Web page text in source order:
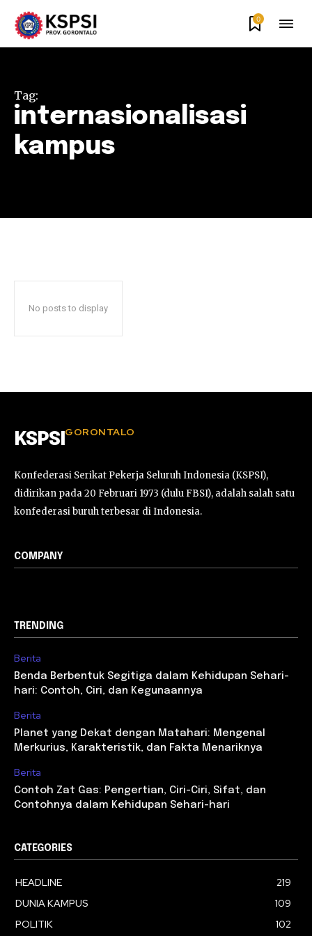
0
Tag:
internasionalisasi
kampus
No posts to display
KSPSI GORONTALO
Konfederasi Serikat Pekerja Seluruh Indonesia (KSPSI),
didirikan pada 20 Februari 1973 (dulu FBSI), adalah salah satu
konfederasi buruh terbesar di Indonesia.
COMPANY
TRENDING
Berita
Benda Berbentuk Segitiga dalam Kehidupan Sehari-
hari: Contoh, Ciri, dan Kegunaannya
Berita
Planet yang Dekat dengan Matahari: Mengenal
Merkurius, Karakteristik, dan Fakta Menariknya
Berita
Contoh Zat Gas: Pengertian, Ciri-Ciri, Sifat, dan
Contohnya dalam Kehidupan Sehari-hari
CATEGORIES
HEADLINE
219
DUNIA KAMPUS
109
POLITIK
102